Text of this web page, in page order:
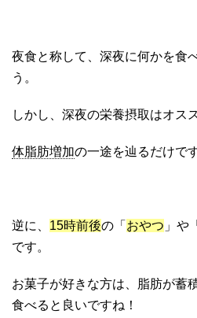
夜食と称して、深夜に何かを食
う。
しかし、深夜の栄養摂取はオス
体脂肪増加の一途を辿るだけです
逆に、 15時前後の「 おやつ 」や「
です。
お菓子が好きな方は、脂肪が蓄
食べると良いですね！